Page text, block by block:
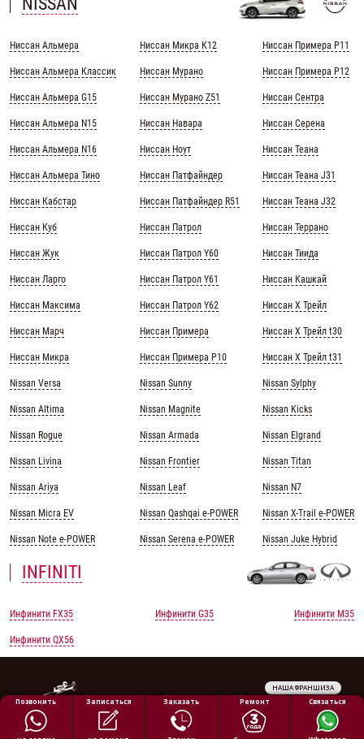
Ниссан Альмера
Ниссан Альмера Классик
Ниссан Альмера G15
Ниссан Альмера N15
Ниссан Альмера N16
Ниссан Альмера Тино
Ниссан Кабстар
Ниссан Куб
Ниссан Жук
Ниссан Ларго
Ниссан Максима
Ниссан Марч
Ниссан Микра
Nissan Versa
Nissan Altima
Nissan Rogue
Nissan Livina
Nissan Ariya
Nissan Micra EV
Nissan Note e-POWER
Ниссан Микра К12
Ниссан Мурано
Ниссан Мурано Z51
Ниссан Навара
Ниссан Ноут
Ниссан Патфайндер
Ниссан Патфайндер R51
Ниссан Патрол
Ниссан Патрол Y60
Ниссан Патрол Y61
Ниссан Патрол Y62
Ниссан Примера
Ниссан Примера Р10
Nissan Sunny
Nissan Magnite
Nissan Armada
Nissan Frontier
Nissan Leaf
Nissan Qashqai e-POWER
Nissan Serena e-POWER
Ниссан Примера Р11
Ниссан Примера Р12
Ниссан Сентра
Ниссан Серена
Ниссан Теана
Ниссан Теана J31
Ниссан Теана J32
Ниссан Террано
Ниссан Тиида
Ниссан Кашкай
Ниссан Х Трейл
Ниссан Х Трейл t30
Ниссан Х Трейл t31
Nissan Sylphy
Nissan Kicks
Nissan Elgrand
Nissan Titan
Nissan N7
Nissan X-Trail e-POWER
Nissan Juke Hybrid
INFINITI
Инфинити FX35
Инфинити QX56
Инфинити G35 Инфинити M35
НАША ФРАНШИЗА
Обработка персональных данных
Политика конфиденциальности
Полезная информация
Позвонить Записаться Заказать Ремонт Связаться